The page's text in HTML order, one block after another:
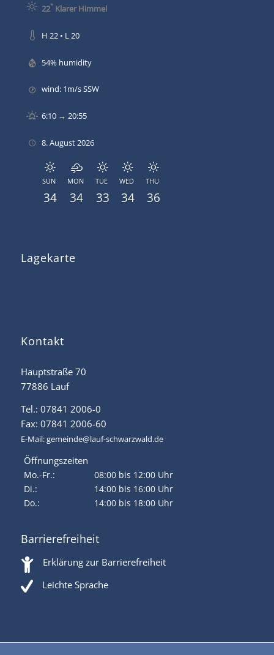
22° Klarer Himmel
H 22 • L 20
54% humidity
wind: 1m/s SSW
6:10 → 20:55
8. August 2026
SUN
34
MON
34
TUE
33
WED
34
THU
36
Lagekarte
Kontakt
Hauptstraße 70
77886 Lauf
Tel.: 07841 2006-0
Fax: 07841 2006-60
E-Mail:gemeinde@lauf-schwarzwald.de
Öffnungszeiten
Mo.-Fr.:
08:00 bis 12:00 Uhr
Di.:
14:00 bis 16:00 Uhr
Do.:
14:00 bis 18:00 Uhr
Barrierefreiheit
Erklärung zur Barrierefreiheit
Leichte Sprache